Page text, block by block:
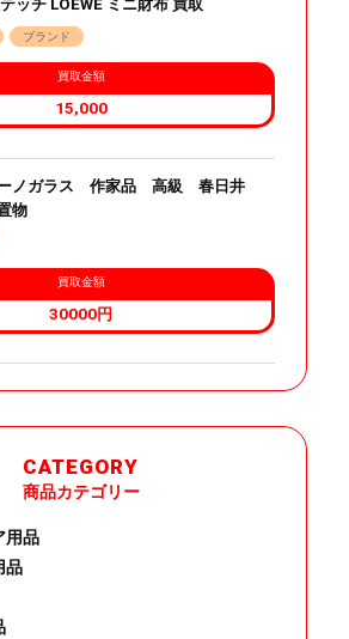
ッチ LOEWE ミニ財布 買取
ブランド
買取金額
15,000
ノガラス 作家品 高級 春日井
物
買取金額
30000円
CATEGORY
商品カテゴリー
用品
品